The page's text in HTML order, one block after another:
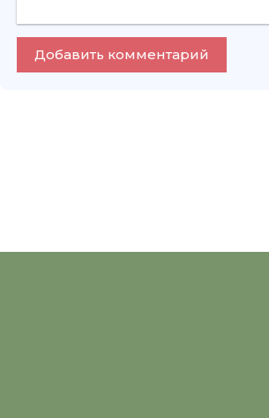
Добавить комментарий